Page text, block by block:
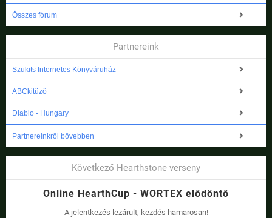
Összes fórum
Partnereink
Szukits Internetes Könyváruház
ABCkitüző
Diablo - Hungary
Partnereinkről bővebben
Következő Hearthstone verseny
Online HearthCup - WORTEX elődöntő
A jelentkezés lezárult, kezdés hamarosan!